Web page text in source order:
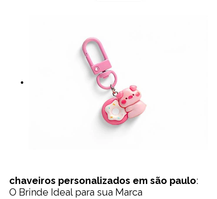
chaveiros personalizados em são paulo:
O Brinde Ideal para sua Marca